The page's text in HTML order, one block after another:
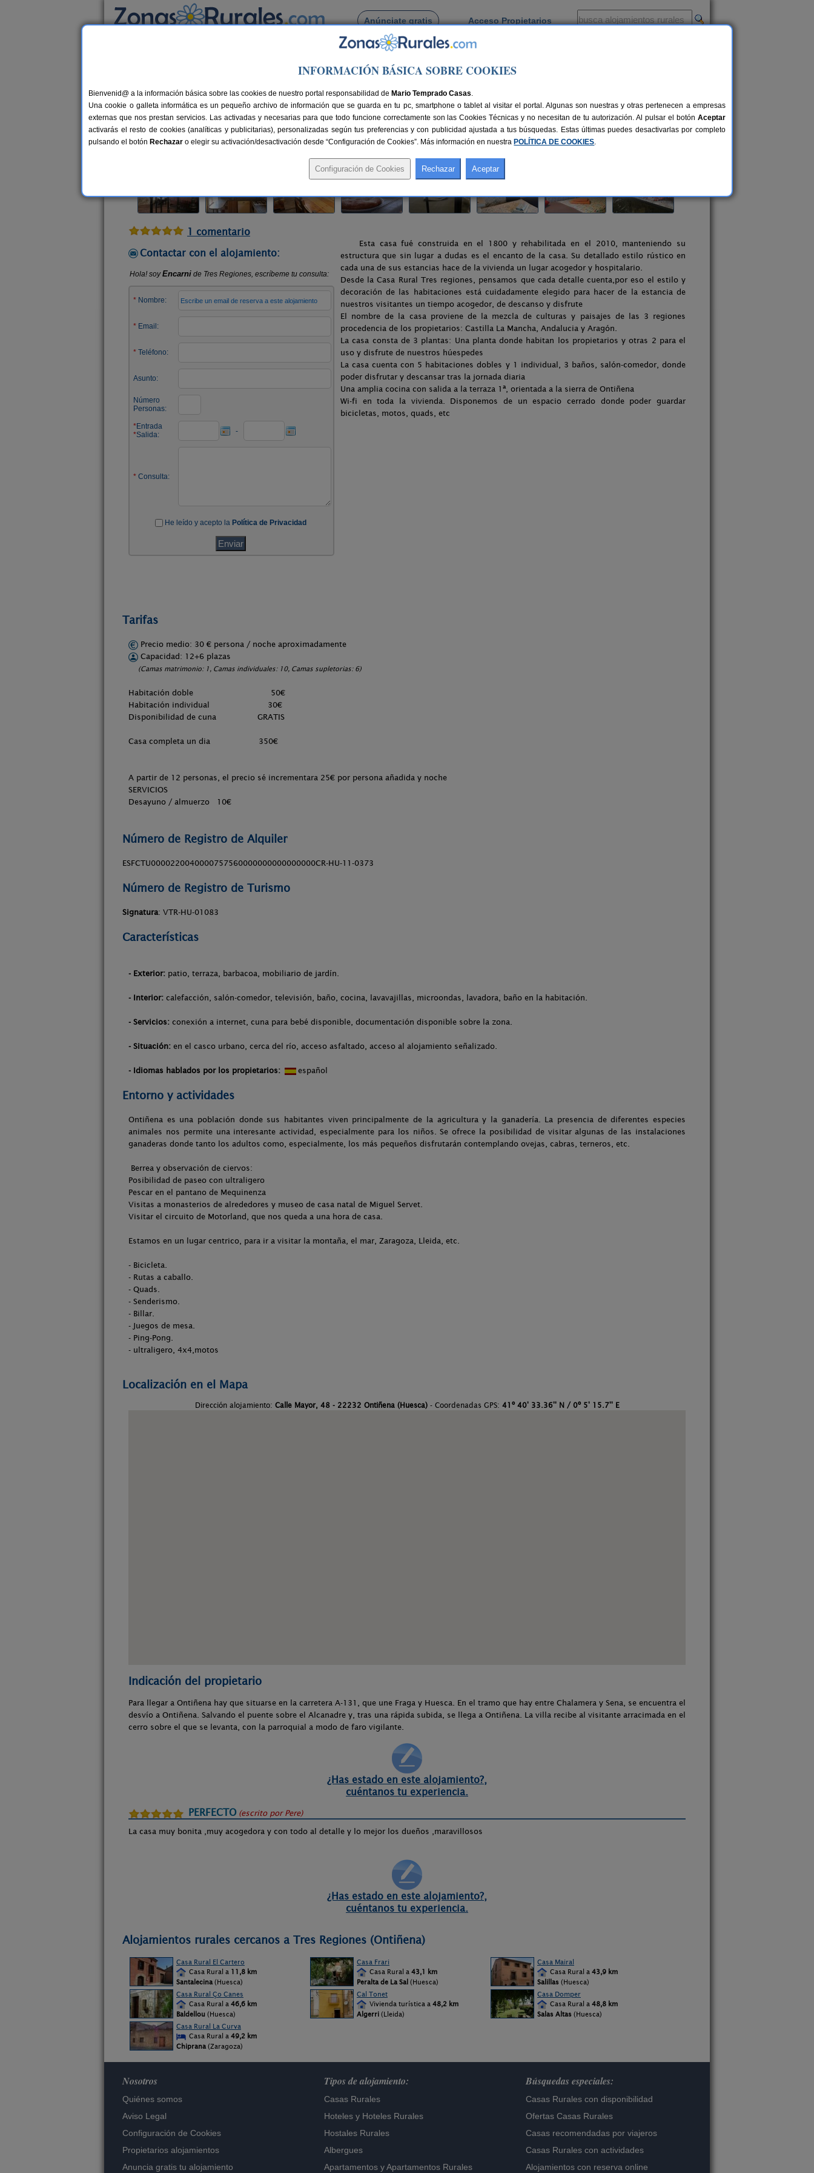
Anúnciate gratis Acceso Propietarios
Busca por pueblo
> Tres Regiones
Tres Regiones
Casa Rural en Ontiñena (Huesca)
Alquiler completo 12+6 plazas 75 km de Huesca Compartir:
1 comentario
Contactar con el alojamiento:
Esta casa fué construida en el 1800 y rehabilitada en el 2010, manteniendo su
estructura que sin lugar a dudas es el encanto de la casa. Su detallado estilo rústico en
cada una de sus estancias hace de la vivienda un lugar acogedor y hospitalario.
Desde la Casa Rural Tres regiones, pensamos que cada detalle cuenta,por eso el estilo y
decoración de las habitaciones está cuidadamente elegido para hacer de la estancia de
nuestros visitantes un tiempo acogedor, de descanso y disfrute
El nombre de la casa proviene de la mezcla de culturas y paisajes de las 3 regiones
procedencia de los propietarios: Castilla La Mancha, Andalucia y Aragón.
La casa consta de 3 plantas: Una planta donde habitan los propietarios y otras 2 para el
uso y disfrute de nuestros húespedes
La casa cuenta con 5 habitaciones dobles y 1 individual, 3 baños, salón-comedor, donde
poder disfrutar y descansar tras la jornada diaria
Una amplia cocina con salida a la terraza 1ª, orientada a la sierra de Ontiñena
Wi-fi en toda la vivienda. Disponemos de un espacio cerrado donde poder guardar
bicicletas, motos, quads, etc
Tarifas
Precio medio: 30 € persona / noche aproximadamente
Capacidad: 12+6 plazas
(Camas matrimonio: 1, Camas individuales: 10, Camas supletorias: 6)
Habitación doble 50€
Habitación individual 30€
Disponibilidad de cuna GRATIS
Casa completa un dia 350€
A partir de 12 personas, el precio sé incrementara 25€ por persona añadida y noche
SERVICIOS
Desayuno / almuerzo 10€
Número de Registro de Alquiler
ESFCTU0000220040000757560000000000000000CR-HU-11-0373
Número de Registro de Turismo
Signatura: VTR-HU-01083
Características
- Exterior: patio, terraza, barbacoa, mobiliario de jardín.
- Interior: calefacción, salón-comedor, televisión, baño, cocina, lavavajillas, microondas, lavadora, baño en la habitación.
- Servicios: conexión a internet, cuna para bebé disponible, documentación disponible sobre la zona.
- Situación: en el casco urbano, cerca del río, acceso asfaltado, acceso al alojamiento señalizado.
- Idiomas hablados por los propietarios: español
Entorno y actividades
Ontiñena es una población donde sus habitantes viven principalmente de la agricultura y la ganadería. La presencia de diferentes especies
animales nos permite una interesante actividad, especialmente para los niños. Se ofrece la posibilidad de visitar algunas de las instalaciones
ganaderas donde tanto los adultos como, especialmente, los más pequeños disfrutarán contemplando ovejas, cabras, terneros, etc.
Berrea y observación de ciervos:
Posibilidad de paseo con ultraligero
Pescar en el pantano de Mequinenza
Visitas a monasterios de alrededores y museo de casa natal de Miguel Servet.
Visitar el circuito de Motorland, que nos queda a una hora de casa.
Estamos en un lugar centrico, para ir a visitar la montaña, el mar, Zaragoza, Lleida, etc.
- Bicicleta.
- Rutas a caballo.
- Quads.
- Senderismo.
- Billar.
- Juegos de mesa.
- Ping-Pong.
- ultraligero, 4x4,motos
Localización en el Mapa
Dirección alojamiento: Calle Mayor, 48 - 22232 Ontiñena (Huesca)- Coordenadas GPS: 41º 40' 33.36'' N / 0º 5' 15.7'' E
Indicación del propietario
Para llegar a Ontiñena hay que situarse en la carretera A-131, que une Fraga y Huesca. En el tramo que hay entre Chalamera y Sena, se encuentra el
desvío a Ontiñena. Salvando el puente sobre el Alcanadre y, tras una rápida subida, se llega a Ontiñena. La villa recibe al visitante arracimada en el
cerro sobre el que se levanta, con la parroquial a modo de faro vigilante.
¿Has estado en este alojamiento?,
cuéntanos tu experiencia.
PERFECTO (escrito por Pere)
La casa muy bonita ,muy acogedora y con todo al detalle y lo mejor los dueños ,maravillosos
¿Has estado en este alojamiento?,
cuéntanos tu experiencia.
Alojamientos rurales cercanos a Tres Regiones (Ontiñena)
Casa Rural El Cartero
Casa Rural a 11,8 km
Santalecina (Huesca)
Casa Frari
Casa Rural a 43,1 km
Peralta de La Sal (Huesca)
Casa Mairal
Casa Rural a 43,9 km
Salillas (Huesca)
Casa Rural Ço Canes
Casa Rural a 46,6 km
Baldellou (Huesca)
Cal Tonet
Vivienda turística a 48,2 km
Algerri (Lleida)
Casa Domper
Casa Rural a 48,8 km
Salas Altas (Huesca)
Casa Rural La Curva
Casa Rural a 49,2 km
Chiprana (Zaragoza)
Nosotros
Quiénes somos
Aviso Legal
Configuración de Cookies
Propietarios alojamientos
Anuncia gratis tu alojamiento
Tipos de alojamiento:
Casas Rurales
Hoteles y Hoteles Rurales
Hostales Rurales
Albergues
Apartamentos yApartamentos Rurales
Búsquedas especiales:
Casas Rurales con disponibilidad
Ofertas Casas Rurales
Casas recomendadas por viajeros
Casas Rurales con actividades
Alojamientos con reserva online
INFORMACIÓN BÁSICA SOBRE COOKIES
Bienvenid@ a la información básica sobre las cookies de nuestro portal responsabilidad de Mario Temprado Casas.
Una cookie o galleta informática es un pequeño archivo de información que se guarda en tu pc, smartphone o tablet al visitar el portal. Algunas son nuestras y otras pertenecen a empresas
externas que nos prestan servicios. Las activadas y necesarias para que todo funcione correctamente son las Cookies Técnicas y no necesitan de tu autorización. Al pulsar el botón Aceptar
activarás el resto de cookies (analíticas y publicitarias), personalizadas según tus preferencias y con publicidad ajustada a tus búsquedas. Estas últimas puedes desactivarlas por completo
pulsando el botón Rechazar o elegir su activación/desactivación desde “Configuración de Cookies”. Más información en nuestra POLÍTICA DE COOKIES.